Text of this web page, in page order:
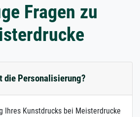
Fragen zu
die Personalisierung?
Ihres Kunstdrucks bei Meisterdrucke